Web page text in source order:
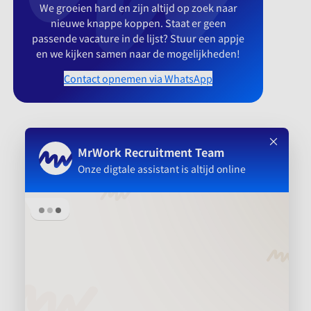
We groeien hard en zijn altijd op zoek naar
nieuwe knappe koppen. Staat er geen
passende vacature in de lijst? Stuur een appje
en we kijken samen naar de mogelijkheden!
Contact opnemen via WhatsApp
Over MrWork
Voor wie
Platform